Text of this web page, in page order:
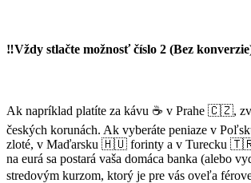
‼️Vždy stlačte možnosť číslo 2 (Bez
Ak napríklad platíte za kávu ☕ v Prahe 🇨🇿,
českých korunách. Ak vyberáte peniaze v
zloté, v Maďarsku 🇭🇺 forinty a v Turecku
na eurá sa postará vaša domáca banka (alebo
stredovým kurzom, ktorý je pre vás oveľa